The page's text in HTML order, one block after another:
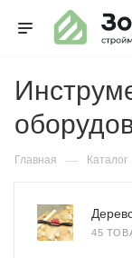
Главная — Каталог
45